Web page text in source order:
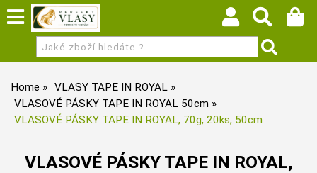
Home
VLASY TAPE IN ROYAL
VLASOVÉ PÁSKY TAPE IN ROYAL 50cm
VLASOVÉ PÁSKY TAPE IN ROYAL, 70g, 20ks, 50cm
VLASOVÉ PÁSKY TAPE IN ROYAL,